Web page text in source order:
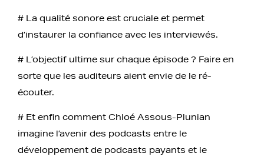
# La qualité sonore est cruciale et permet
d’instaurer la confiance avec les interviewés.
# L’objectif ultime sur chaque épisode ? Faire en
sorte que les auditeurs aient envie de le ré-
écouter.
# Et enfin comment Chloé Assous-Plunian
imagine l’avenir des podcasts entre le
développement de podcasts payants et le